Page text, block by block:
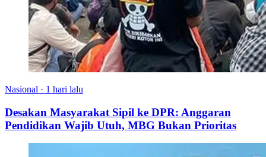
Nasional · 1 hari lalu
Desakan Masyarakat Sipil ke DPR: Anggaran
Pendidikan Wajib Utuh, MBG Bukan Prioritas